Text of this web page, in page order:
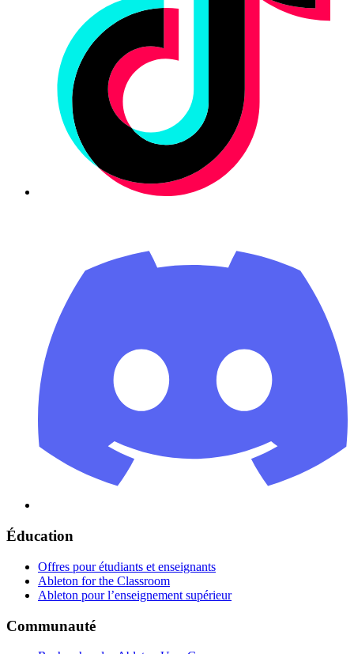
Éducation
Offres pour étudiants et enseignants
Ableton for the Classroom
Ableton pour l’enseignement supérieur
Communauté